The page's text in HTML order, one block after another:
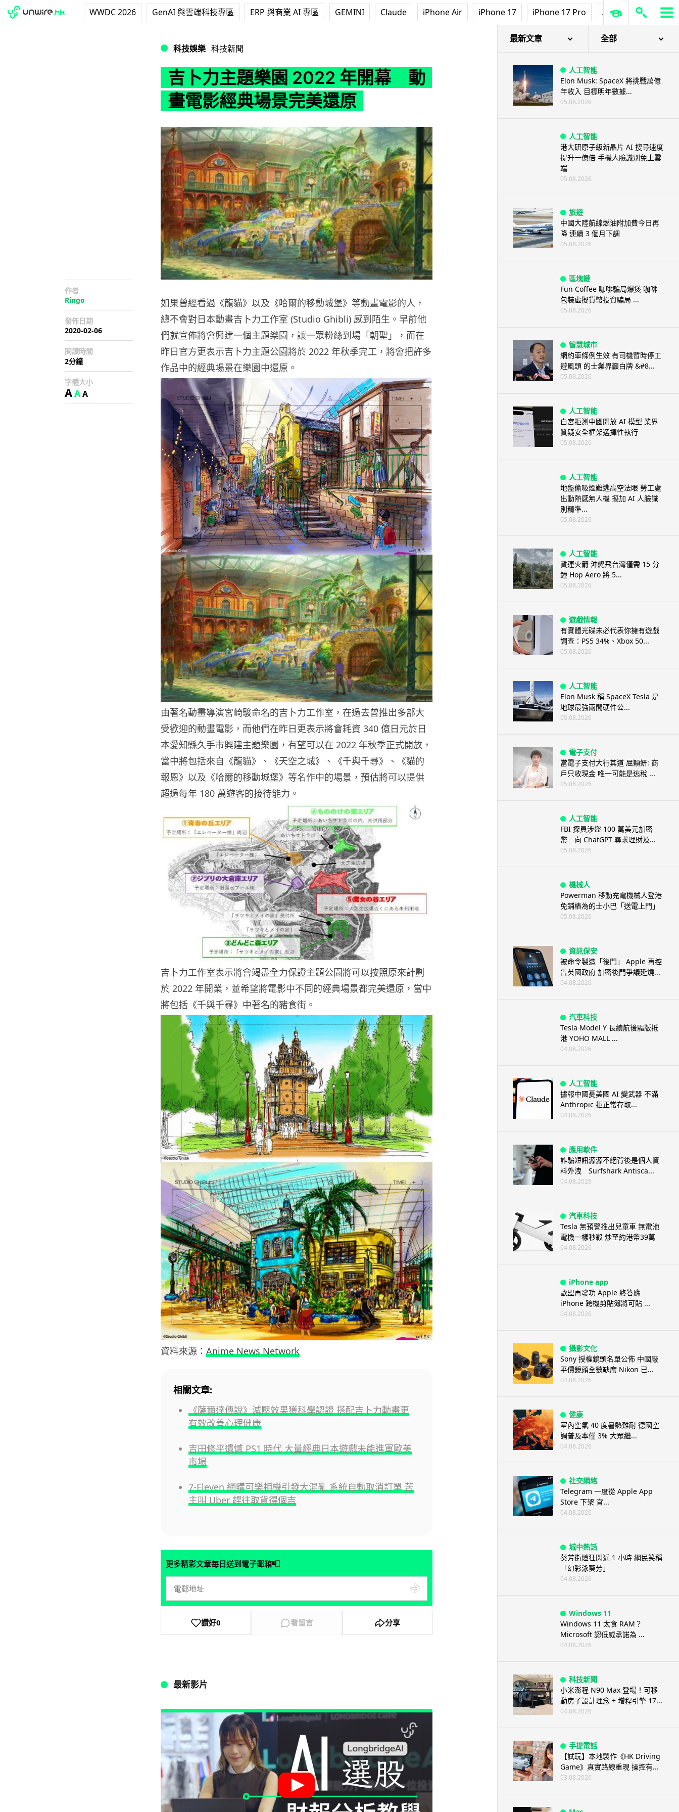
WWDC 2026 GenAI 與雲端科技專區 ERP 與商業 AI 專區 GEMINI Claude iPhone Air iPhone 17 iPhone 17 Pro AirPods Pro 3
科技娛樂 科技新聞
吉卜力主題樂園 2022 年開幕 動
畫電影經典場景完美還原
作者
Ringo
發佈日期
2020-02-06
閱讀時間
2分鐘
字體大小
AAA
如果曾經看過《龍貓》以及《哈爾的移動城堡》等動畫電影的人，
總不會對日本動畫吉卜力工作室 (Studio Ghibli) 感到陌生。早前他
們就宣佈將會興建一個主題樂園，讓一眾粉絲到場「朝聖」，而在
昨日官方更表示吉卜力主題公園將於 2022 年秋季完工，將會把許多
作品中的經典場景在樂園中還原。
由著名動畫導演宮崎駿命名的吉卜力工作室，在過去曾推出多部大
受歡迎的動畫電影，而他們在昨日更表示將會耗資 340 億日元於日
本愛知縣久手市興建主題樂園，有望可以在 2022 年秋季正式開放，
當中將包括來自《龍貓》、《天空之城》、《千與千尋》、《貓的
報恩》以及《哈爾的移動城堡》等名作中的場景，預估將可以提供
超過每年 180 萬遊客的接待能力。
吉卜力工作室表示將會竭盡全力保證主題公園將可以按照原來計劃
於 2022 年開業，並希望將電影中不同的經典場景都完美還原，當中
將包括《千與千尋》中著名的豬食街。
資料來源： Anime News Network
相關文章:
《薩爾達傳說》減壓效果獲科學認證 搭配吉卜力動畫更
有效改善心理健康
吉田修平遺憾 PS1 時代 大量經典日本遊戲未能進軍歐美
市場
7-Eleven 網購可樂相機引發大混亂 系統自動取消訂單 苦
主叫 Uber 趕往取貨得個吉
更多精彩文章每日送到電子郵箱📮
讚好0 看留言 分享
最新影片
最新文章 全部
人工智能
Elon Musk: SpaceX 將挑戰萬億
年收入 目標明年數據...
05.08.2026
人工智能
港大研原子級新晶片 AI 搜尋速度
提升一億倍 手機人臉識別免上雲
端
05.08.2026
旅遊
中國大陸航線燃油附加費今日再
降 連續 3 個月下調
05.08.2026
區塊鏈
Fun Coffee 咖啡騙局爆煲 咖啡
包裝虛擬貨幣投資騙局 ...
05.08.2026
智慧城市
網約車條例生效 有司機暫時停工
避風頭 的士業界籲白牌 &#8...
05.08.2026
人工智能
白宮拒測中國開放 AI 模型 業界
質疑安全框架選擇性執行
05.08.2026
人工智能
地盤偷吸煙難逃高空法眼 勞工處
出動熱感無人機 擬加 AI 人臉識
別精準...
05.08.2026
人工智能
貨運火箭 沖繩飛台灣僅需 15 分
鐘 Hop Aero 將 5...
05.08.2026
遊戲情報
有實體光碟未必代表你擁有遊戲
調查：PS5 34%、Xbox 50...
05.08.2026
人工智能
Elon Musk 稱 SpaceX Tesla 是
地球最強兩間硬件公...
05.08.2026
電子支付
當電子支付大行其道 屈穎妍: 商
戶只收現金 唯一可能是逃稅 ...
05.08.2026
人工智能
FBI 探員涉盜 100 萬美元加密
幣 向 ChatGPT 尋求理財及...
05.08.2026
機械人
Powerman 移動充電機械人登港
免鋪樁為的士小巴「送電上門」
05.08.2026
資訊保安
被命令製造「後門」 Apple 再控
告英國政府 加密後門爭議延燒...
04.08.2026
汽車科技
Tesla Model Y 長續航後驅版抵
港 YOHO MALL ...
04.08.2026
人工智能
據報中國憂美國 AI 變武器 不滿
Anthropic 拒正常存取...
04.08.2026
應用軟件
詐騙短訊源源不絕背後是個人資
料外洩 Surfshark Antisca...
04.08.2026
汽車科技
Tesla 無預警推出兒童車 無電池
電機一樣秒殺 炒至約港幣39萬
04.08.2026
iPhone app
歐盟再發功 Apple 終答應
iPhone 跨機剪貼簿將可貼 ...
04.08.2026
攝影文化
Sony 授權鏡頭名單公佈 中國廠
平價鏡頭全數缺席 Nikon 已...
04.08.2026
健康
室內空氣 40 度暑熱難耐 德國空
調普及率僅 3% 大眾繼...
04.08.2026
社交網絡
Telegram 一度從 Apple App
Store 下架 官...
04.08.2026
城中熱話
葵芳街燈狂閃近 1 小時 網民笑稱
「幻彩泳葵芳」
04.08.2026
Windows 11
Windows 11 太食 RAM？
Microsoft 認低威承諾為 ...
04.08.2026
科技新聞
小米澎程 N90 Max 登場！可移
動房子設計理念 + 增程引擎 17...
04.08.2026
手提電話
【試玩】本地製作《HK Driving
Game》真實路線重現 操控有...
03.08.2026